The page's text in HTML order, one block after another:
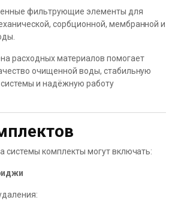
фильтрующие элементы для
сорбционной, мембранной и
расходных материалов помогает
очищенной воды, стабильную
и надёжную работу
системы комплекты могут включать: